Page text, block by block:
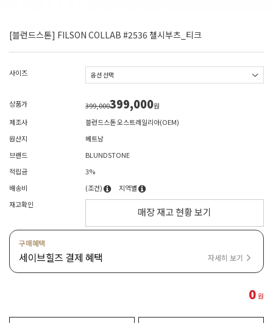
[블런드스톤] FILSON COLLAB #2536 첼시부츠_티크
사이즈
상품가 399,000399,000원
제조사
블런드스톤 오스트레일리아(OEM)
원산지
베트남
브랜드
BLUNDSTONE
적립금
3%
배송비
(조건)
지역별
재고확인
매장 재고 현황 보기
구매혜택
세이브힐즈 결제 혜택 자세히 보기
0원